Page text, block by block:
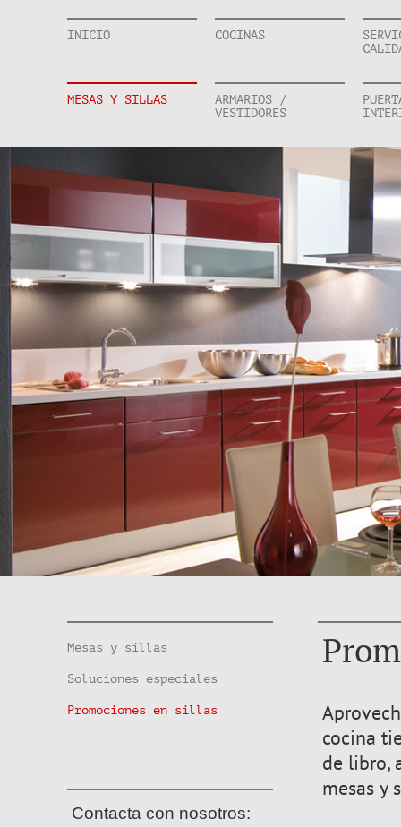
INICIO COCINAS
MESAS Y SILLAS
ARMARIOS /
VESTIDORES
Mesas y sillas
Soluciones especiales
Promociones en sillas
Contacta con nosotros:
cocina
de libro,
mesas y